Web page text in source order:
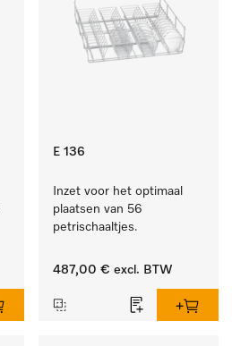
E 136
Inzet voor het optimaal
plaatsen van 56
petrischaaltjes.
487,00 € excl. BTW